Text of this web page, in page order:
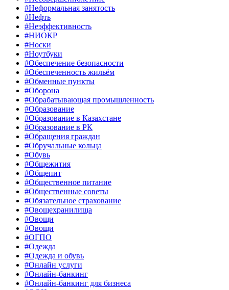
#Неформальная занятость
#Нефть
#Неэффективность
#НИОКР
#Носки
#Ноутбуки
#Обеспечение безопасности
#Обеспеченность жильём
#Обменные пункты
#Оборона
#Обрабатывающая промышленность
#Образование
#Образование в Казахстане
#Образование в РК
#Обращения граждан
#Обручальные кольца
#Обувь
#Общежития
#Общепит
#Общественное питание
#Общественные советы
#Обязательное страхование
#Овощехранилища
#Овощи
#Овощи
#ОГПО
#Одежда
#Одежда и обувь
#Онлайн услуги
#Онлайн-банкинг
#Онлайн-банкинг для бизнеса